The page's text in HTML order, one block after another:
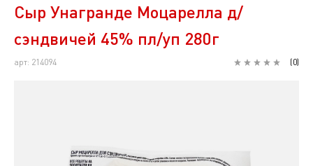
Моцарелла
д/
сэндвичей
Сыр Унагранде Моцарелла д/
сэндвичей 45% пл/уп 280г
арт: 214094 (0)